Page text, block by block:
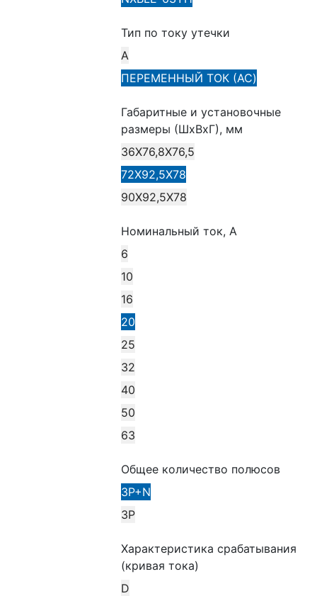
Тип по току утечки
A
ПЕРЕМЕННЫЙ ТОК (AC)
Габаритные и установочные
размеры (ШхВхГ), мм
36Х76,8Х76,5
72Х92,5Х78
90Х92,5Х78
Номинальный ток, А
6
10
16
20
25
32
40
50
63
Общее количество полюсов
3P+N
3P
Характеристика срабатывания
(кривая тока)
D